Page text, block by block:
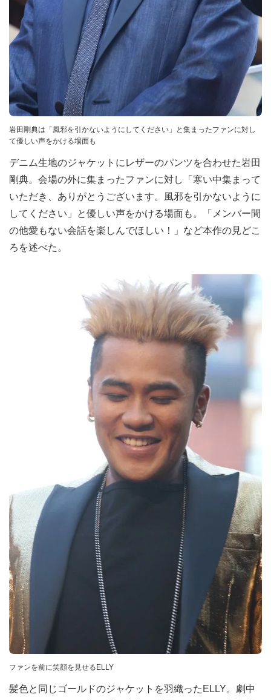
岩田剛典は「風邪を引かないようにしてください」と集まったファンに対し
て優しい声をかける場面も
デニム生地のジャケットにレザーのパンツを合わせた岩田
剛典。会場の外に集まったファンに対し「寒い中集まって
いただき、ありがとうございます。風邪を引かないように
してください」と優しい声をかける場面も。「メンバー間
の他愛もない会話を楽しんでほしい！」など本作の見どこ
ろを述べた。
ファンを前に笑顔を見せるELLY
髪色と同じゴールドのジャケットを羽織ったELLY。劇中